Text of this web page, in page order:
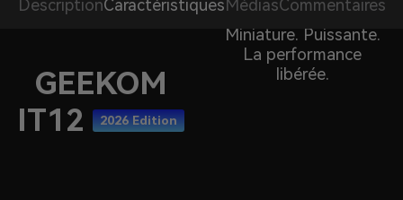
DescriptionCaractéristiquesMédiasCommentaires
GEEKOM
IT12
2026 Edition
Miniature. Puissante.
La performance
libérée.